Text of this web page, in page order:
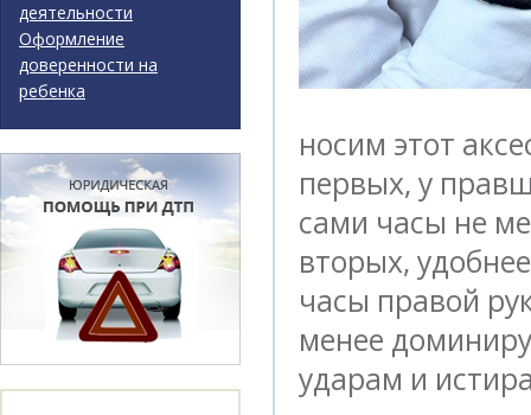
носим этот
первых, у
сами часы не
вторых,
часы правой
менее
ударам и
деятельности
Оформление
доверенности на
ребенка